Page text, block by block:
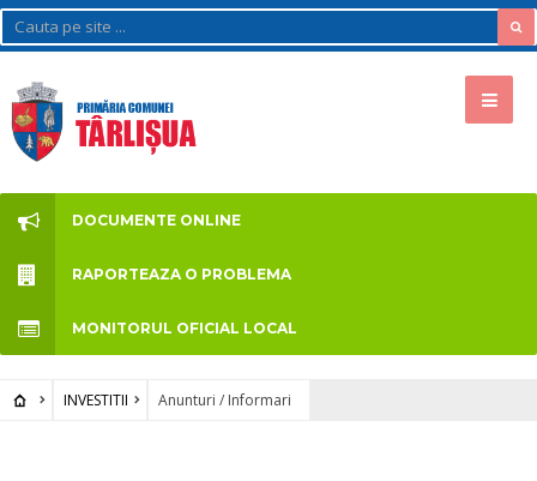
DOCUMENTE ONLINE
RAPORTEAZA O PROBLEMA
MONITORUL OFICIAL LOCAL
INVESTITII Anunturi / Informari